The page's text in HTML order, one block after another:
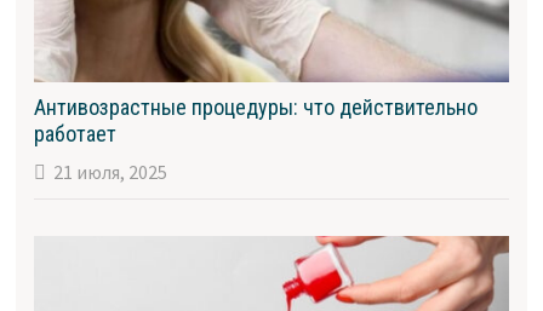
Антивозрастные процедуры: что действительно
работает
21 июля, 2025